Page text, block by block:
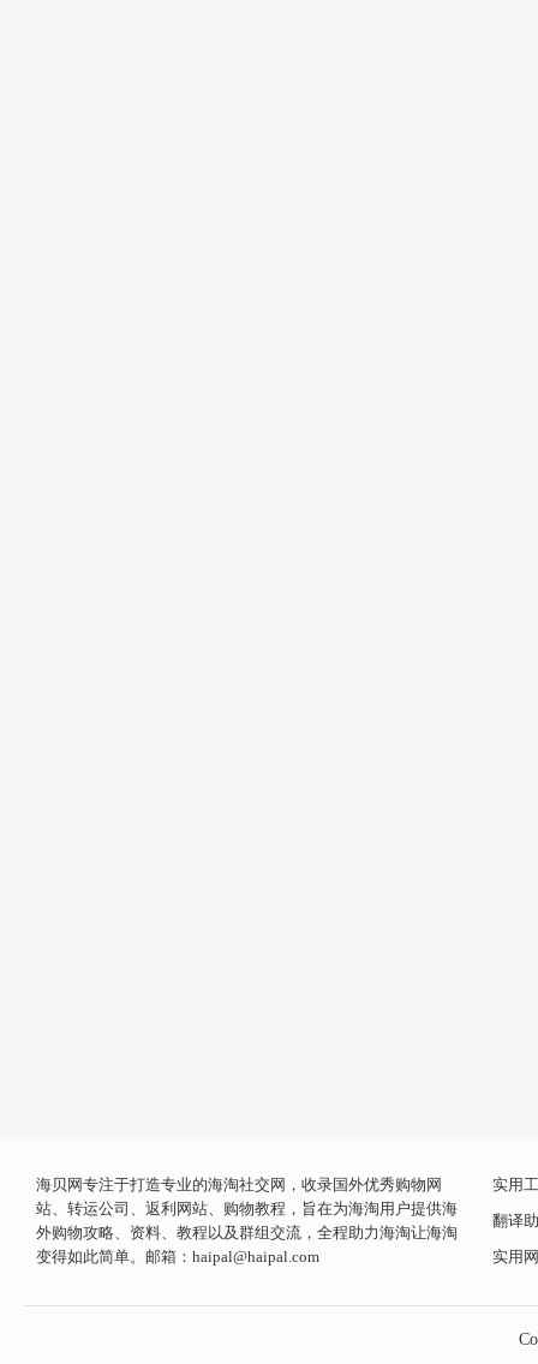
海贝网专注于打造专业的海淘社交网，收录国外优秀购物网
站、转运公司、返利网站、购物教程，旨在为海淘用户提供海
外购物攻略、资料、教程以及群组交流，全程助力海淘让海淘
变得如此简单。邮箱： haipal@haipal.com
实用
翻译
实用